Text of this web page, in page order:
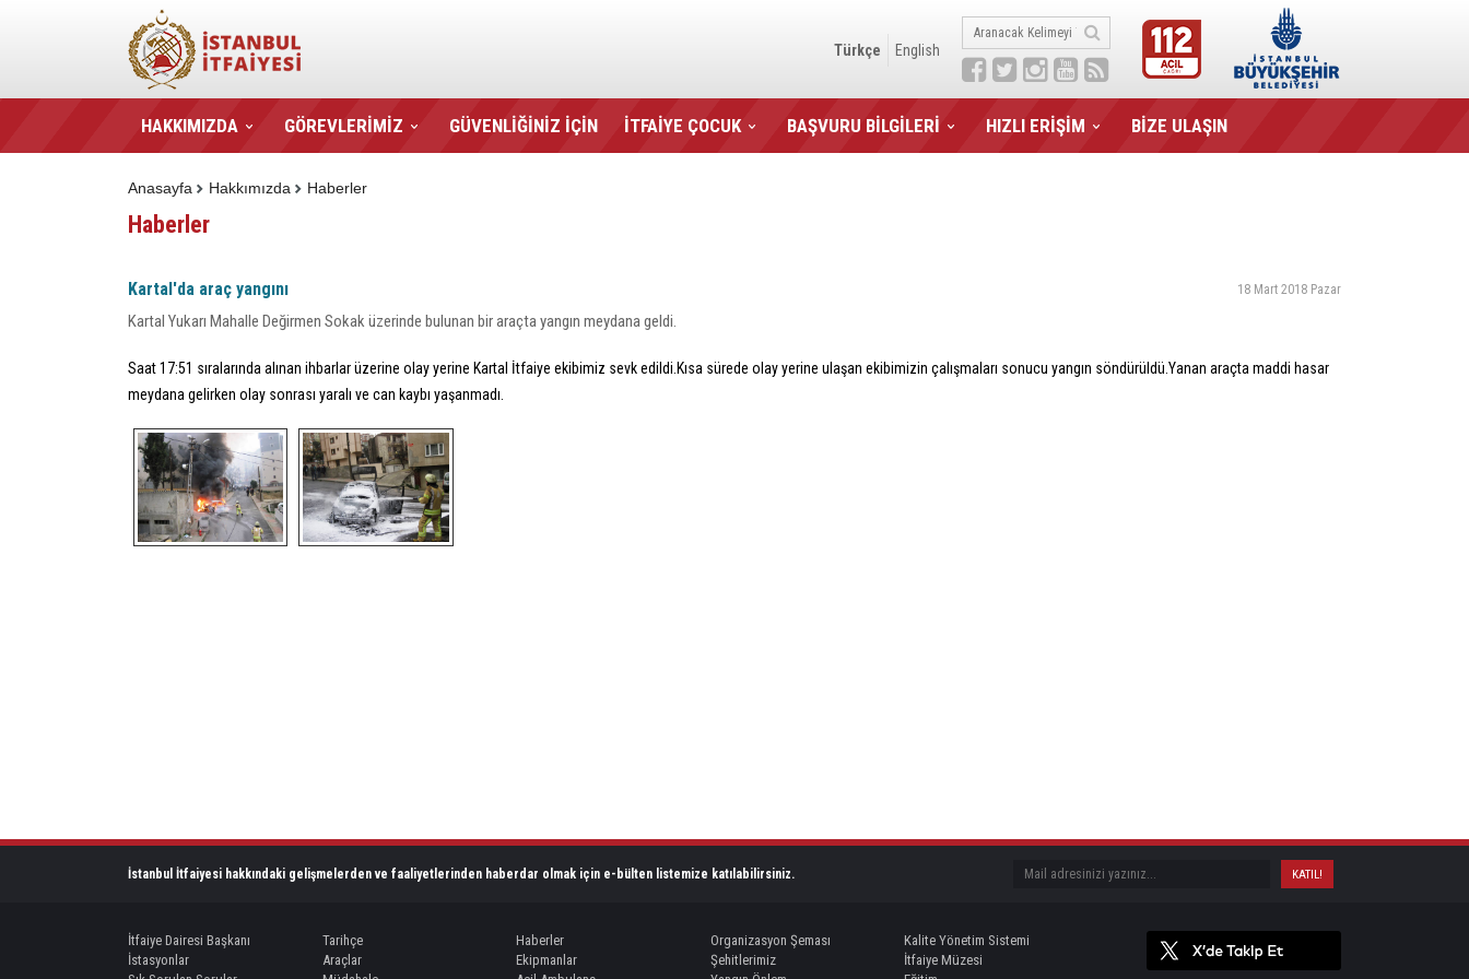
Türkçe English
HAKKIMIZDA GÖREVLERİMİZ GÜVENLİĞİNİZ İÇİN İTFAİYE ÇOCUK BAŞVURU BİLGİLERİ HIZLI ERİŞİM BİZE ULAŞIN
Haberler
Hakkımızda
Anasayfa
Haberler
Kartal'da araç yangını 18 Mart 2018 Pazar
Kartal Yukarı Mahalle Değirmen Sokak üzerinde bulunan bir araçta yangın meydana geldi.
Saat 17:51 sıralarında alınan ihbarlar üzerine olay yerine Kartal İtfaiye ekibimiz sevk edildi.Kısa sürede olay yerine ulaşan ekibimizin çalışmaları sonucu yangın söndürüldü.Yanan araçta maddi hasar
meydana gelirken olay sonrası yaralı ve can kaybı yaşanmadı.
İstanbul İtfaiyesi hakkındaki gelişmelerden ve faaliyetlerinden haberdar olmak için e-bülten listemize katılabilirsiniz.
İtfaiye Dairesi Başkanı Tarihçe Haberler Organizasyon Şeması
Kalite Yönetim Sistemi
İstasyonlar
Araçlar Ekipmanlar Şehitlerimiz
İtfaiye Müzesi